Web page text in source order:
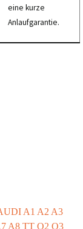
eine kurze
Anlaufgarantie.